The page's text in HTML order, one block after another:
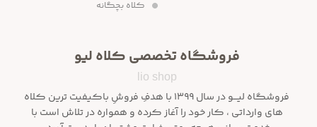
کلاه بچگانه
فروشگاه تخصصی کلاه لیو
lio shop
فروشگاه لیـــو در سال ۱۳۹۹ با هدفِ فروشِ باکیفیت ترین کلاه
های وارداتی ، کار خود را آغاز کرده و همواره در تلاش است با